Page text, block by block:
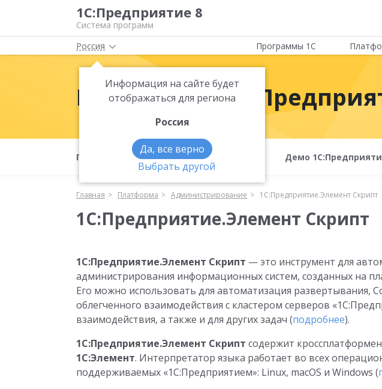
1С:Предприятие 8
Система программ
Россия
Информация на сайте будет
отображаться для региона
Россия
Да, все верно
Выбрать другой
Программы 1С
Платформа
Полезные материалы Что нового Демо
Главная Платформа Администрирование 1C:Предприятие.Элемент Скрипт
1C:Предприятие.Элемент Скрипт
1C:Предприятие.Элемент Скрипт — это инструмент для
администрирования информационных систем, созданных на
Его можно использовать для автоматизация развертывания,
облегченного взаимодействия с кластером серверов
взаимодействия, а также и для других задач (подробнее).
1C:Предприятие.Элемент Скрипт содержит
1C:Элемент. Интерпретатор языка работает во всех
поддерживаемых «1С:Предприятием»: Linux, macOS и Windows (